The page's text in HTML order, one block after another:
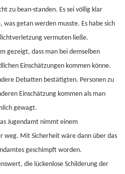
zu bean-standen. Es sei völlig klar
getan werden musste. Es habe sich
vermuten ließe.
gezeigt, dass man bei demselben
Einschätzungen kommen könne.
Debatten bestätigten. Personen zu
Einschätzung kommen als man
gewagt.
Jugendamt nimmt einem
weg. Mit Sicherheit wäre dann über das
geschimpft worden.
die lückenlose Schilderung der